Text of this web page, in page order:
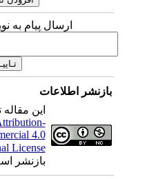
ارسال پیام به
بازنشر اطلاعات
این
Attribution-
4.0
License
بازنشر